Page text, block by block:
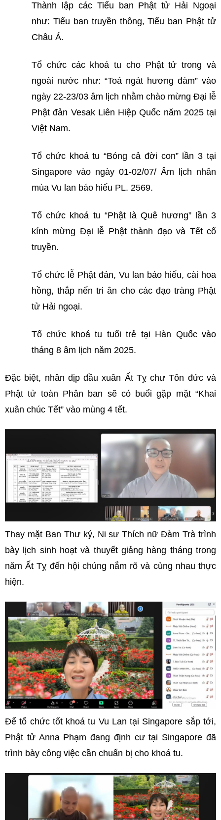
Thành lập các Tiểu ban Phật tử Hải Ngoại
như: Tiểu ban truyền thông, Tiểu ban Phật tử
Châu Á.
Tổ chức các khoá tu cho Phật tử trong và
ngoài nước như: “Toả ngát hương đàm” vào
ngày 22-23/03 âm lịch nhằm chào mừng Đại lễ
Phật đản Vesak Liên Hiệp Quốc năm 2025 tại
Việt Nam.
Tổ chức khoá tu “Bóng cả đời con” lần 3 tại
Singapore vào ngày 01-02/07/ Âm lịch nhân
mùa Vu lan báo hiếu PL. 2569.
Tổ chức khoá tu “Phật là Quê hương” lần 3
kính mừng Đại lễ Phật thành đạo và Tết cổ
truyền.
Tổ chức lễ Phật đản, Vu lan báo hiếu, cài hoa
hồng, thắp nến tri ân cho các đạo tràng Phật
tử Hải ngoại.
Tổ chức khoá tu tuổi trẻ tại Hàn Quốc vào
tháng 8 âm lịch năm 2025.
Đặc biệt, nhân dịp đầu xuân Ất Tỵ chư Tôn đức và
Phật tử toàn Phân ban sẽ có buổi gặp mặt “Khai
xuân chúc Tết” vào mùng 4 tết.
Thay mặt Ban Thư ký, Ni sư Thích nữ Đàm Trà trình
bày lịch sinh hoạt và thuyết giảng hàng tháng trong
năm Ất Tỵ đến hội chúng nắm rõ và cùng nhau thực
hiện.
Để tổ chức tốt khoá tu Vu Lan tại Singapore sắp tới,
Phật tử Anna Phạm đang định cư tại Singapore đã
trình bày công việc cần chuẩn bị cho khoá tu.